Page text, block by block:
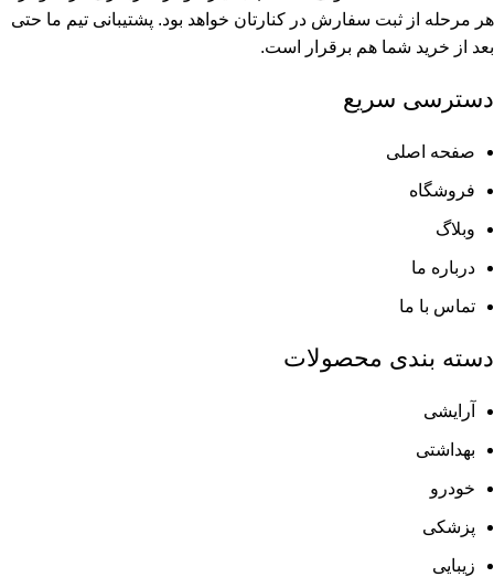
هر مرحله از ثبت سفارش در کنارتان خواهد بود. پشتیبانی تیم ما حتی
بعد از خرید شما هم برقرار است.
دسترسی سریع
صفحه اصلی
فروشگاه
وبلاگ
درباره ما
تماس با ما
دسته بندی محصولات
آرایشی
بهداشتی
خودرو
پزشکی
زیبایی